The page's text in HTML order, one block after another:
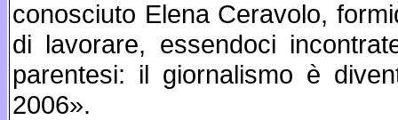
conosciuto Elena Ceravolo,
di lavorare, essendoci
parentesi: il giornalismo è
2006».